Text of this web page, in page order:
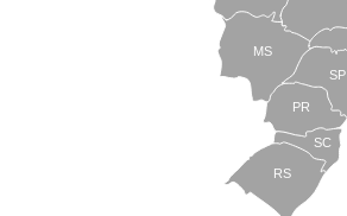
MS
PR
SC
RS
SP